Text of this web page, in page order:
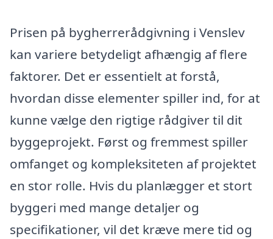
Prisen på bygherrerådgivning i Venslev
kan variere betydeligt afhængig af flere
faktorer. Det er essentielt at forstå,
hvordan disse elementer spiller ind, for at
kunne vælge den rigtige rådgiver til dit
byggeprojekt. Først og fremmest spiller
omfanget og kompleksiteten af projektet
en stor rolle. Hvis du planlægger et stort
byggeri med mange detaljer og
specifikationer, vil det kræve mere tid og